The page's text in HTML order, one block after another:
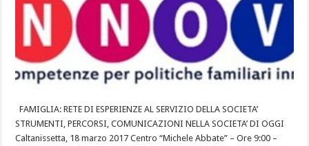
FAMIGLIA: RETE DI ESPERIENZE AL SERVIZIO DELLA SOCIETA’
STRUMENTI, PERCORSI, COMUNICAZIONI NELLA SOCIETA’ DI OGGI
Caltanissetta, 18 marzo 2017 Centro “Michele Abbate” – Ore 9:00 –